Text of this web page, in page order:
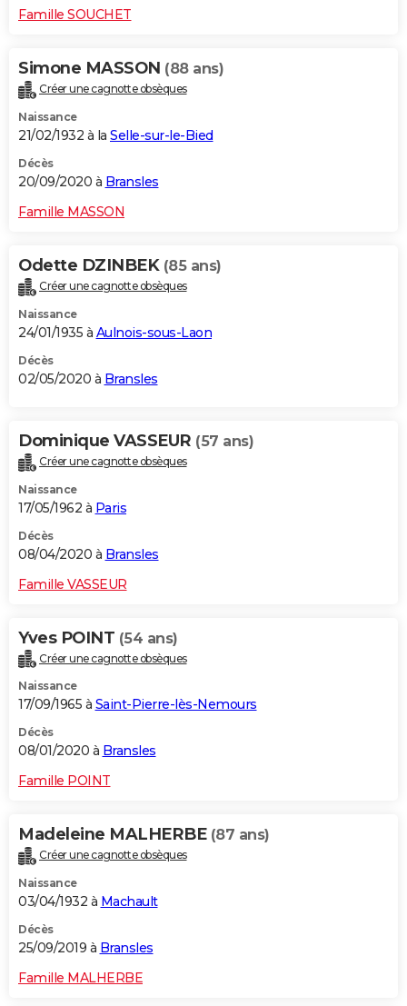
Famille SOUCHET
Simone MASSON (88 ans)
Créer une cagnotte obsèques
Naissance
21/02/1932 à la Selle-sur-le-Bied
Décès
20/09/2020 à Bransles
Famille MASSON
Odette DZINBEK (85 ans)
Créer une cagnotte obsèques
Naissance
24/01/1935 à Aulnois-sous-Laon
Décès
02/05/2020 à Bransles
Dominique VASSEUR (57 ans)
Créer une cagnotte obsèques
Naissance
17/05/1962 à Paris
Décès
08/04/2020 à Bransles
Famille VASSEUR
Yves POINT (54 ans)
Créer une cagnotte obsèques
Naissance
17/09/1965 à Saint-Pierre-lès-Nemours
Décès
08/01/2020 à Bransles
Famille POINT
Madeleine MALHERBE (87 ans)
Créer une cagnotte obsèques
Naissance
03/04/1932 à Machault
Décès
25/09/2019 à Bransles
Famille MALHERBE